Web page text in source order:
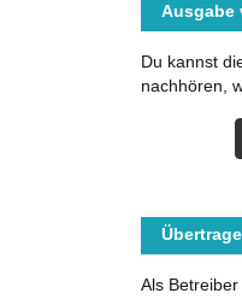
Ausgabe
Du kannst
nachhören,
Als